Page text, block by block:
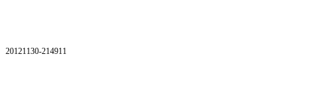
20121130-214911